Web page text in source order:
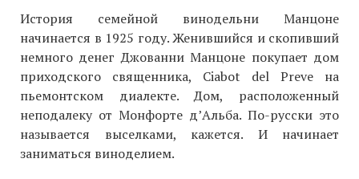
История семейной винодельни Манцоне
начинается в 1925 году. Женившийся и скопивший
немного денег Джованни Манцоне покупает дом
приходского священника, Ciabot del Preve на
пьемонтском диалекте. Дом, расположенный
неподалеку от Монфорте д’Альба. По-русски это
называется выселками, кажется. И начинает
заниматься виноделием.